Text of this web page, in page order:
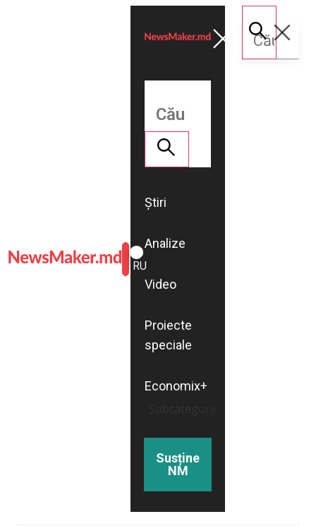
ROMÂNĂ
RU
Știri
Analize
Video
Proiecte
speciale
Economix+
Susține
NM